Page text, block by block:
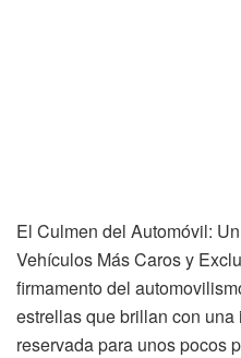
El Culmen del Automóvil:
Vehículos Más Caros y
firmamento del
estrellas que brillan con
reservada para unos pocos